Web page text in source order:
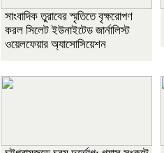
সাংবাদিক তুরাবের স্মৃতিতে বৃক্ষরোপণ
করল সিলেট ইউনাইটেড জার্নালিস্ট
ওয়েলফেয়ার অ্যাসোসিয়েশন